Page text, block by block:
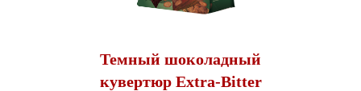
Темный шоколадный
кувертюр Extra-Bitter